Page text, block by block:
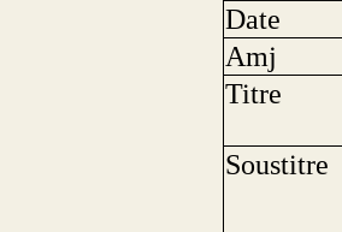
Date
Amj
Titre
Soustitre